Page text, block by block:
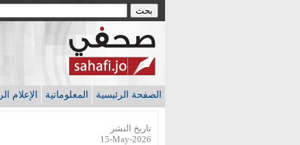
الصفحة الرئيسية المعلوماتية الإعلام
تاريخ النشر
15-May-2026